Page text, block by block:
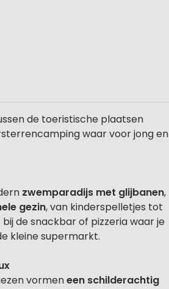
de toeristische plaatsen
waar voor jong en
zwemparadijs met glijbanen,
gezin, van kinderspelletjes tot
de snackbar of pizzeria waar je
kleine supermarkt.
vormeneen schilderachtig